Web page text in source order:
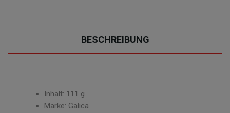
BESCHREIBUNG
Inhalt: 111 g
Marke: Galica